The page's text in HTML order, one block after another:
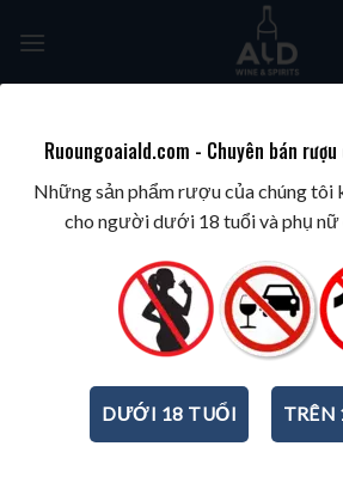
TRANG CHỦ / BEST WINES & SPIRITS / REVIEWS
NHẤT
Ruoungoaiald.com - Chuyên bán
Những sản phẩm rượu của chúng tôi
cho người dưới 18 tuổi và phụ nữ
DƯỚI 18 TUỔI TRÊN